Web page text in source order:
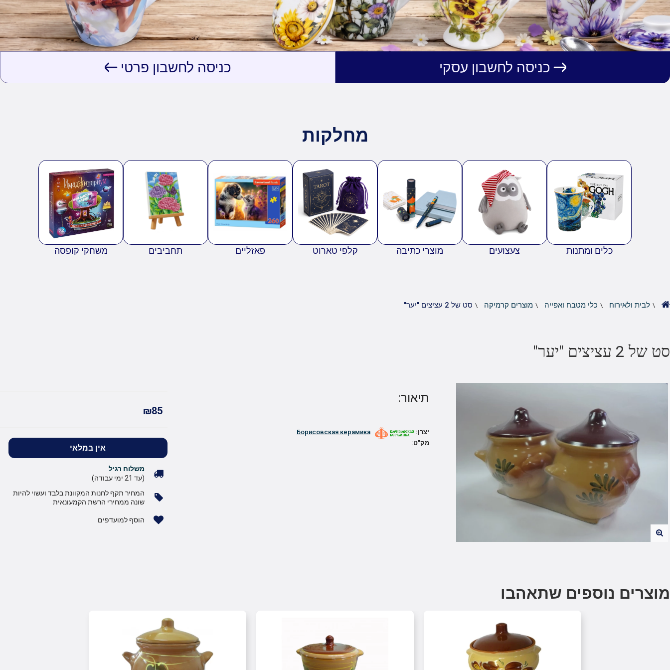
כניסה לחשבון עסקי כניסה לחשבון פרטי
מחלקות
משחקי קופסה תחביבים פאזליים קלפי טארוט מוצרי כתיבה צעצועים כלים ומתנות
לבית ולאירוח כלי מטבח ואפייה מוצרים קרמיקה סט של 2 עציצים "יער"
סט של 2 עציצים "יער"
תיאור:
יצרן:
Борисовская керамика
מק"ט:
₪85
אין במלאי
משלוח רגיל
(עד 21 ימי עבודה)
המחיר תקף לחנות המקוונת בלבד ועשוי להיות
שונה ממחירי הרשת הקמעונאית
הוסף למועדפים
מוצרים נוספים שתאהבו